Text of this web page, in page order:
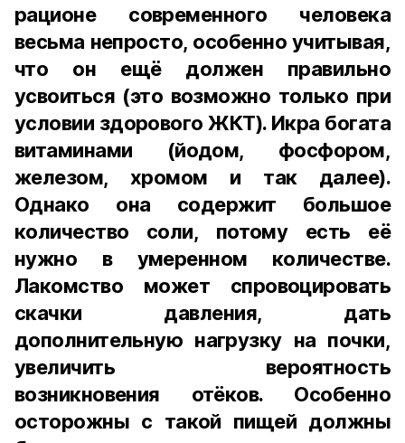
рационе современного человека
весьма непросто, особенно учитывая,
что он ещё должен правильно
усвоиться (это возможно только при
условии здорового ЖКТ). Икра богата
витаминами (йодом, фосфором,
железом, хромом и так далее).
Однако она содержит большое
количество соли, потому есть её
нужно в умеренном количестве.
Лакомство может спровоцировать
скачки давления, дать
дополнительную нагрузку на почки,
увеличить вероятность
возникновения отёков. Особенно
осторожны с такой пищей должны